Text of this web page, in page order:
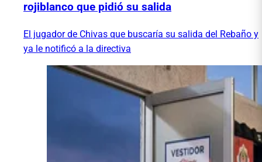
rojiblanco que pidió su salida
El jugador de Chivas que buscaría su salida del Rebaño y
ya le notificó a la directiva